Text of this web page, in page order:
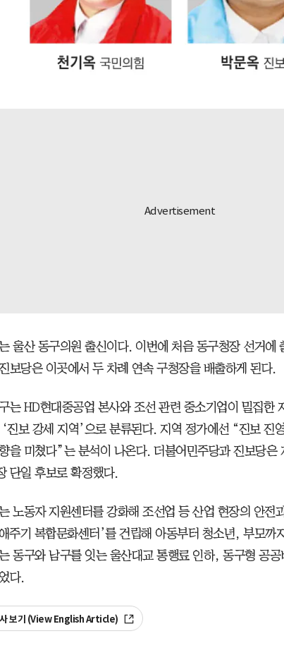
울산 동구의원 출신이다. 이번에 처음 동구청장 선거에
보당은 이곳에서 두 차례 연속 구청장을 배출하게 된다.
는 HD현대중공업 본사와 조선 관련 중소기업이 밀집한
진보 강세 지역’으로 분류된다. 지역 정가에선 “진보 진
을 미쳤다”는 분석이 나온다. 더불어민주당과 진보당은
단일 후보로 확정했다.
노동자 지원센터를 강화해 조선업 등 산업 현장의 안전
주기 복합문화센터’를 건립해 아동부터 청소년, 부모까
동구와 남구를 잇는 울산대교 통행료 인하, 동구형 공
다.
사 보기 (View English Article)